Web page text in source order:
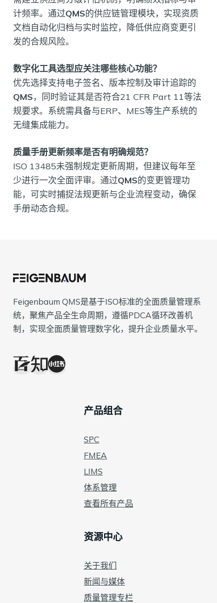
计频率。通过QMS的供应链管理模块，实现资质
文档自动化归档与实时监控，降低供应商变更引
发的合规风险。
数字化工具选型应关注哪些核心功能？
优先选择支持电子签名、版本控制及审计追踪的
QMS，同时验证其是否符合21 CFR Part 11等法
规要求。系统需具备与ERP、MES等生产系统的
无缝集成能力。
质量手册更新频率是否有明确规范？
ISO 13485未强制规定更新周期，但建议每年至
少进行一次全面评审。通过QMS的变更管理功
能，可实时捕捉法规更新与企业流程变动，确保
手册动态合规。
Feigenbaum QMS是基于ISO标准的全面质量管理系
统，聚焦产品全生命周期，遵循PDCA循环改善机
制，实现全面质量管理数字化，提升企业质量水平。
产品组合
SPC
FMEA
LIMS
体系管理
查看所有产品
资源中心
关于我们
新闻与媒体
质量管理专栏